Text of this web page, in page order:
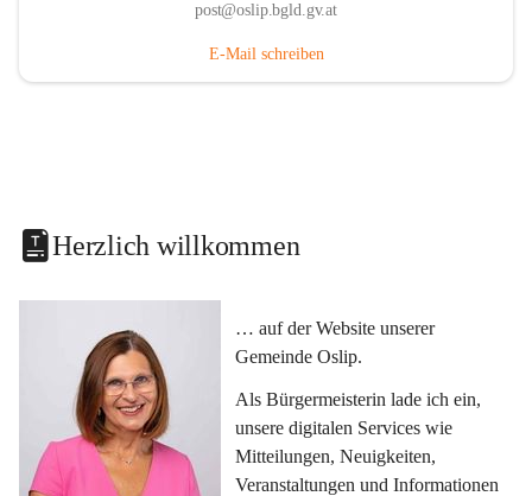
post@oslip.bgld.gv.at
E-Mail schreiben
Herzlich willkommen
… auf der Website unserer
Gemeinde Oslip.
Als Bürgermeisterin lade ich ein,
unsere digitalen Services wie
Mitteilungen, Neuigkeiten,
Veranstaltungen und Informationen